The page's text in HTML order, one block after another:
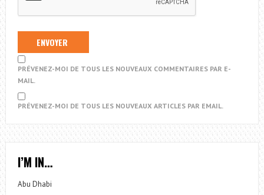
PRÉVENEZ-MOI DE TOUS LES NOUVEAUX COMMENTAIRES PAR E-
MAIL.
PRÉVENEZ-MOI DE TOUS LES NOUVEAUX ARTICLES PAR EMAIL.
I’M IN…
Abu Dhabi